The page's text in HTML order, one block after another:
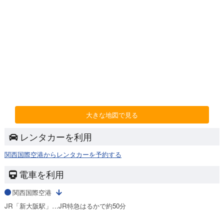
大きな地図で見る
レンタカーを利用
関西国際空港からレンタカーを予約する
電車を利用
関西国際空港
JR「新大阪駅」…JR特急はるかで約50分